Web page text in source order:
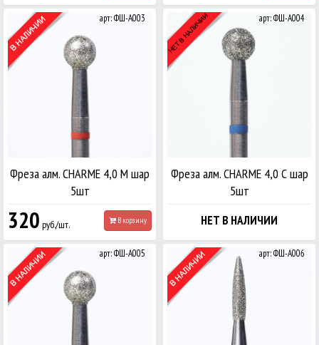
арт: ФШ-А003
Фреза алм. CHARME 4,0 М шар
5шт
320 руб./шт. В корзину
арт: ФШ-А004
Фреза алм. CHARME 4,0 С шар
5шт
НЕТ В НАЛИЧИИ
арт: ФШ-А005 арт: ФШ-А006